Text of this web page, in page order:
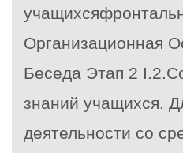
Организационная
Беседа Этап 2
знаний учащихся.
деятельности со